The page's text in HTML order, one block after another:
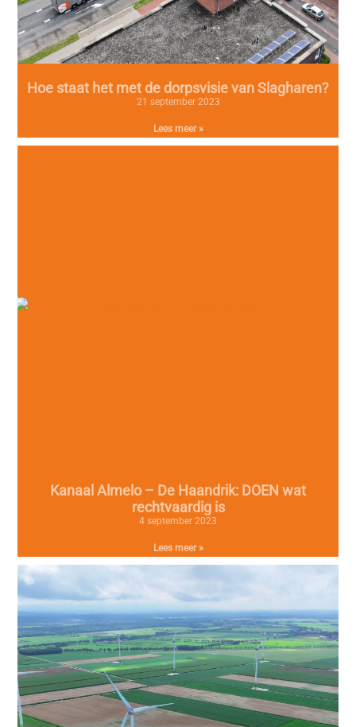
Hoe staat het met de dorpsvisie van Slagharen?
21 september 2023
Lees meer »
Kanaal Almelo – De Haandrik: DOEN wat
rechtvaardig is
4 september 2023
Lees meer »